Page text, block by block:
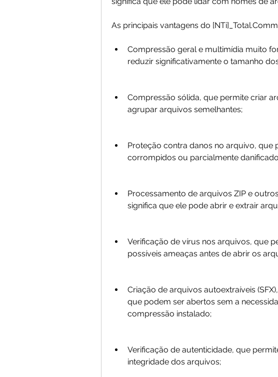
As principais vantagens do
Compressão geral e multimídia muito
reduzir significativamente o tamanho
Compressão sólida, que permite criar
agrupar arquivos semelhantes;
Proteção contra danos no arquivo, que
corrompidos ou parcialmente
Processamento de arquivos ZIP e
significa que ele pode abrir e extrair
Verificação de vírus nos arquivos, que
possíveis ameaças antes de abrir os
Criação de arquivos autoextraíveis
que podem ser abertos sem a
compressão instalado;
Verificação de autenticidade, que
integridade dos arquivos;